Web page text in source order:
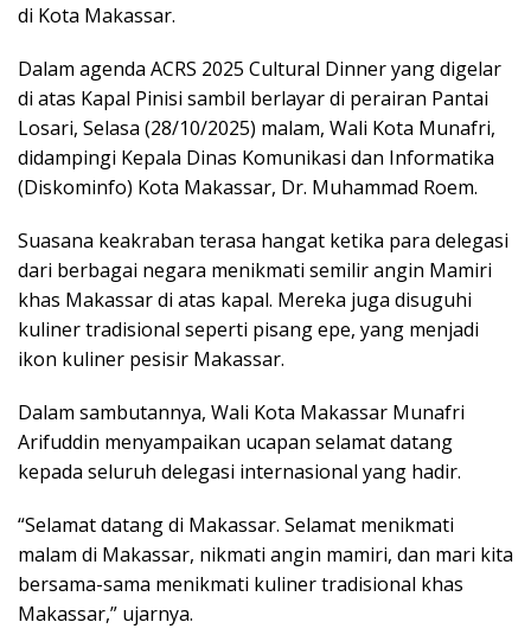
di Kota Makassar.
Dalam agenda ACRS 2025 Cultural Dinner yang digelar
di atas Kapal Pinisi sambil berlayar di perairan Pantai
Losari, Selasa (28/10/2025) malam, Wali Kota Munafri,
didampingi Kepala Dinas Komunikasi dan Informatika
(Diskominfo) Kota Makassar, Dr. Muhammad Roem.
Suasana keakraban terasa hangat ketika para delegasi
dari berbagai negara menikmati semilir angin Mamiri
khas Makassar di atas kapal. Mereka juga disuguhi
kuliner tradisional seperti pisang epe, yang menjadi
ikon kuliner pesisir Makassar.
Dalam sambutannya, Wali Kota Makassar Munafri
Arifuddin menyampaikan ucapan selamat datang
kepada seluruh delegasi internasional yang hadir.
“Selamat datang di Makassar. Selamat menikmati
malam di Makassar, nikmati angin mamiri, dan mari kita
bersama-sama menikmati kuliner tradisional khas
Makassar,” ujarnya.